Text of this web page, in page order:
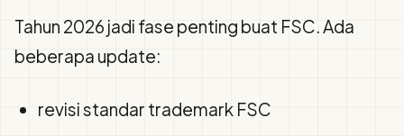
Tahun 2026 jadi fase penting buat FSC. Ada
beberapa update:
revisi standar trademark FSC